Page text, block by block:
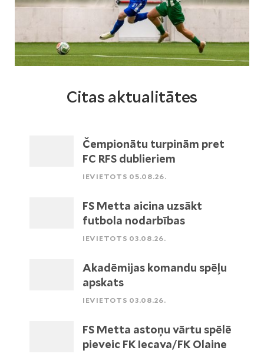
Citas aktualitātes
Čempionātu turpinām pret
FC RFS dublieriem
IEVIETOTS 05.08.26.
FS Metta aicina uzsākt
futbola nodarbības
IEVIETOTS 03.08.26.
Akadēmijas komandu spēļu
apskats
IEVIETOTS 03.08.26.
FS Metta astoņu vārtu spēlē
pieveic FK Iecava/FK Olaine